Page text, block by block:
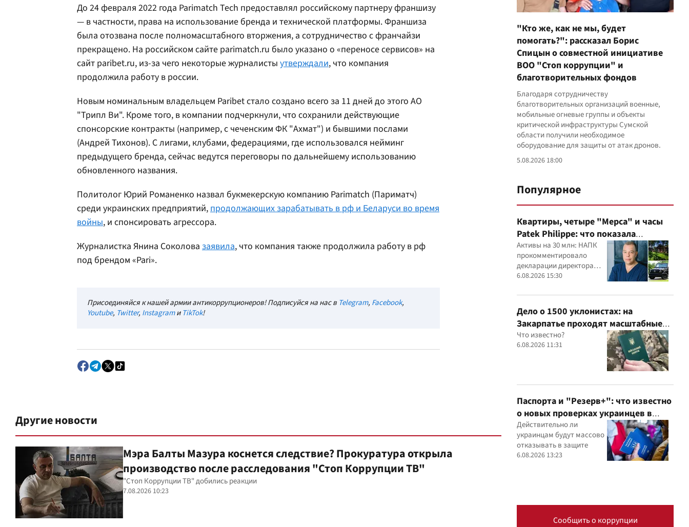
До 24 февраля 2022 года Parimatch Tech предоставлял российскому партнеру франшизу
— в частности, права на использование бренда и технической платформы. Франшиза
была отозвана после полномасштабного вторжения, а сотрудничество с франчайзи
прекращено. На российском сайте parimatch.ru было указано о «переносе сервисов» на
сайт paribet.ru, из-за чего некоторые журналисты утверждали, что компания
продолжила работу в россии.
Новым номинальным владельцем Paribet стало создано всего за 11 дней до этого АО
"Трипл Ви". Кроме того, в компании подчеркнули, что сохранили действующие
спонсорские контракты (например, с чеченским ФК "Ахмат") и бывшими послами
(Андрей Тихонов). С лигами, клубами, федерациями, где использовался нейминг
предыдущего бренда, сейчас ведутся переговоры по дальнейшему использованию
обновленного названия.
Политолог Юрий Романенко назвал букмекерскую компанию Parimatch (Париматч)
среди украинских предприятий,продолжающих зарабатывать в рф и Беларуси во время
войны, и спонсировать агрессора.
Журналистка Янина Соколова заявила, что компания также продолжила работу в рф
под брендом «Pari».
Присоединяйся к нашей армии антикоррупционеров! Подписуйся на нас в Telegram, Facebook,
Youtube, Twitter, InstagramиTikTok!
Другие новости
Мэра Балты Мазура коснется следствие? Прокуратура открыла
производство после расследования "Стоп Коррупции ТВ"
"Стоп Коррупции ТВ" добились реакции
7.08.2026 10:23
"Кто же, как не мы, будет
помогать?": рассказал Борис
Спицын о совместной инициативе
ВОО "Стоп коррупции" и
благотворительных фондов
Благодаря сотрудничеству
благотворительных организаций военные,
мобильные огневые группы и объекты
критической инфраструктуры Сумской
области получили необходимое
оборудование для защиты от атак дронов.
5.08.2026 18:00
Популярное
Квартиры, четыре "Мерса" и часы
Patek Philippe: что показала
проверка деклараций руководителя
детского кардиоцентра
Маньковского и что говорит НАПК?
Активы на 30 млн: НАПК
прокомментировало
декларации директора
кардиоцентра Георгия
6.08.2026 15:30
Дело о 1500 уклонистах: на
Закарпатье проходят масштабные
обыски в ТЦК, – Глагола
Что известно?
6.08.2026 11:31
Паспорта и "Резерв+": что известно
о новых проверках украинцев в
Румынии
Действительно ли
украинцам будут массово
отказывать в защите
6.08.2026 13:23
Сообщить о коррупции